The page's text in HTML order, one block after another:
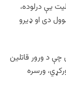
یې درلوده،
دی او ډيرو
چې د ورور قاتلین
ورسره